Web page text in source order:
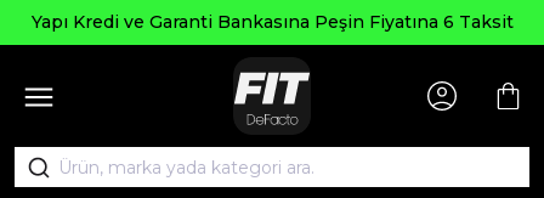
Yapı Kredi ve Garanti Bankasına Peşin Fiyatına 6 Taksit